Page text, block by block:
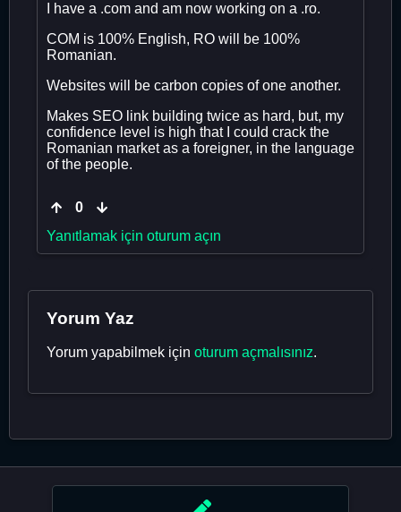
I have a .com and am now working on a .ro.
COM is 100% English, RO will be 100%
Romanian.
Websites will be carbon copies of one another.
Makes SEO link building twice as hard, but, my
confidence level is high that I could crack the
Romanian market as a foreigner, in the language
of the people.
0
Yanıtlamak için oturum açın
Yorum Yaz
Yorum yapabilmek için oturum açmalısınız.